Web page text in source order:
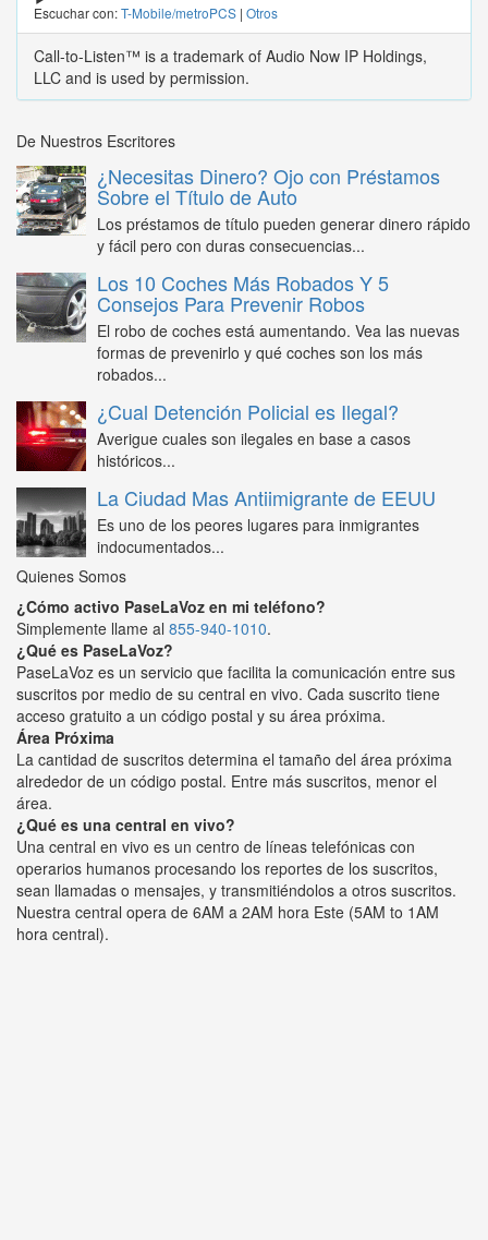
Escuchar con:T-Mobile/metroPCS | Otros
Call-to-Listen™ is a trademark of Audio Now IP Holdings,
LLC and is used by permission.
De Nuestros Escritores
¿Necesitas Dinero? Ojo con Préstamos
Sobre el Título de Auto
Los préstamos de título pueden generar dinero rápido
y fácil pero con duras consecuencias...
Los 10 Coches Más Robados Y 5
Consejos Para Prevenir Robos
El robo de coches está aumentando. Vea las nuevas
formas de prevenirlo y qué coches son los más
robados...
¿Cual Detención Policial es Ilegal?
Averigue cuales son ilegales en base a casos
históricos...
La Ciudad Mas Antiimigrante de EEUU
Es uno de los peores lugares para inmigrantes
indocumentados...
Quienes Somos
¿Cómo activo PaseLaVoz en mi teléfono?
Simplemente llame al 855-940-1010.
¿Qué es PaseLaVoz?
PaseLaVoz es un servicio que facilita la comunicación entre sus
suscritos por medio de su central en vivo. Cada suscrito tiene
acceso gratuito a un código postal y su área próxima.
Área Próxima
La cantidad de suscritos determina el tamaño del área próxima
alrededor de un código postal. Entre más suscritos, menor el
área.
¿Qué es una central en vivo?
Una central en vivo es un centro de líneas telefónicas con
operarios humanos procesando los reportes de los suscritos,
sean llamadas o mensajes, y transmitiéndolos a otros suscritos.
Nuestra central opera de 6AM a 2AM hora Este (5AM to 1AM
hora central).